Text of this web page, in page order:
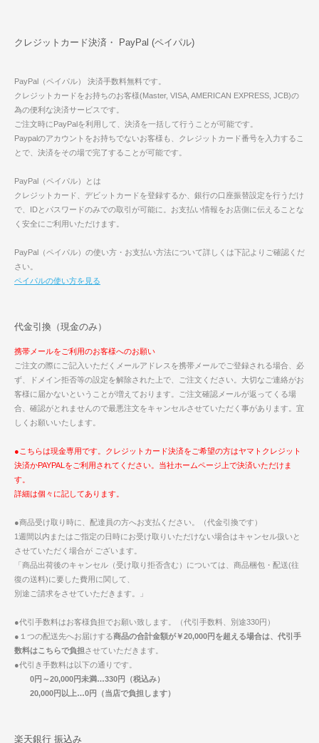
クレジットカード決済・ PayPal (ペイパル)
PayPal（ペイパル） 決済手数料無料です。
クレジットカードをお持ちのお客様(Master, VISA, AMERICAN EXPRESS, JCB)の
為の便利な決済サービスです。
ご注文時にPayPalを利用して、決済を一括して行うことが可能です。
Paypalのアカウントをお持ちでないお客様も、クレジットカード番号を入力するこ
とで、決済をその場で完了することが可能です。
PayPal（ペイパル）とは
クレジットカード、デビットカードを登録するか、銀行の口座振替設定を行うだけ
で、IDとパスワードのみでの取引が可能に。お支払い情報をお店側に伝えることな
く安全にご利用いただけます。
PayPal（ペイパル）の使い方・お支払い方法について詳しくは下記よりご確認くだ
さい。
ペイパルの使い方を見る
代金引換（現金のみ）
携帯メールをご利用のお客様へのお願い
ご注文の際にご記入いただくメールアドレスを携帯メールでご登録される場合、必
ず、ドメイン拒否等の設定を解除された上で、ご注文ください。大切なご連絡がお
客様に届かないということが増えております。ご注文確認メールが返ってくる場
合、確認がとれませんので最悪注文をキャンセルさせていただく事があります。宜
しくお願いいたします。
●こちらは現金専用です。クレジットカード決済をご希望の方はヤマトクレジット
決済かPAYPALをご利用されてください。当社ホームページ上で決済いただけま
す。
詳細は個々に記してあります。
●商品受け取り時に、配達員の方へお支払ください。（代金引換です）
1週間以内またはご指定の日時にお受け取りいただけない場合はキャンセル扱いと
させていただく場合が ございます。
「商品出荷後のキャンセル（受け取り拒否含む）については、商品梱包・配送(往
復の送料)に要した費用に関して、
別途ご請求をさせていただきます。」
●代引手数料はお客様負担でお願い致します。（代引手数料、別途330円）
●１つの配送先へお届けする商品の合計金額が￥20,000円を超える場合は、代引手
数料はこちらで負担させていただきます。
●代引き手数料は以下の通りです。
0円～20,000円未満…330円（税込み）
20,000円以上…0円（当店で負担します）
楽天銀行 振込み